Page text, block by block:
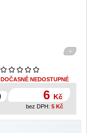
+
DOČASNĚ NEDOSTUPNÉ
6 Kč
bez DPH: 5 Kč